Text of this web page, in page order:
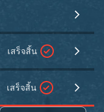
เสร็จสิ้น
เสร็จสิ้น